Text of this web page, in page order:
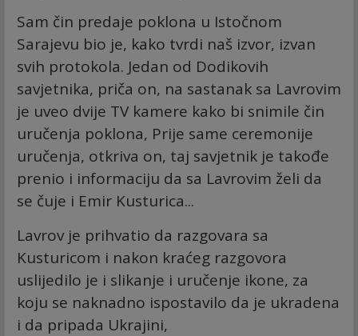
Sam čin predaje poklona u Istočnom
Sarajevu bio je, kako tvrdi naš izvor, izvan
svih protokola. Jedan od Dodikovih
savjetnika, priča on, na sastanak sa Lavrovim
je uveo dvije TV kamere kako bi snimile čin
uručenja poklona, Prije same ceremonije
uručenja, otkriva on, taj savjetnik je takođe
prenio i informaciju da sa Lavrovim želi da
se čuje i Emir Kusturica...
Lavrov je prihvatio da razgovara sa
Kusturicom i nakon kraćeg razgovora
uslijedilo je i slikanje i uručenje ikone, za
koju se naknadno ispostavilo da je ukradena
i da pripada Ukrajini,